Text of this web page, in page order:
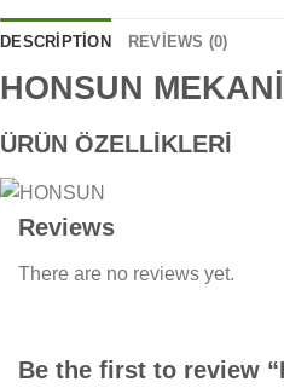
DESCRIPTION REVIEWS (0)
HONSUN
ÜRÜN ÖZELLİKLERİ
Reviews
There are no reviews yet.
Be the first to review